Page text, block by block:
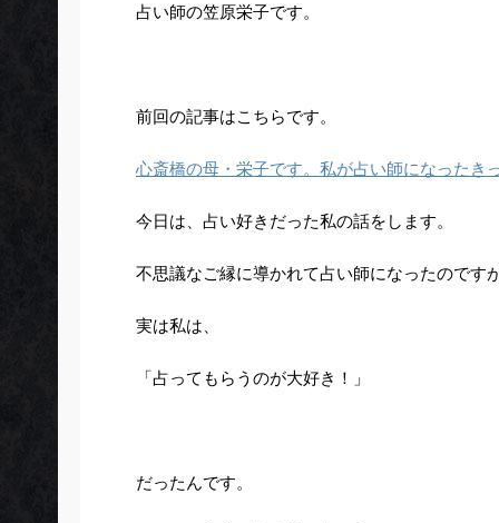
占い師の笠原栄子です。
前回の記事はこちらです。
心斎橋の母・栄子です。私が占い師になったき
今日は、占い好きだった私の話をします。
不思議なご縁に導かれて占い師になったのですが
実は私は、
「占ってもらうのが大好き！」
だったんです。